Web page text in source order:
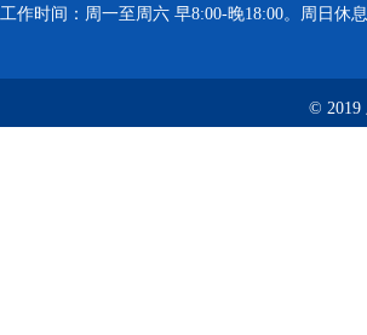
工作时间：周一至周六 早8:00-晚18:00。周日休息
© 2019